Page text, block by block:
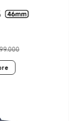
2599000
Rp 2.899.000